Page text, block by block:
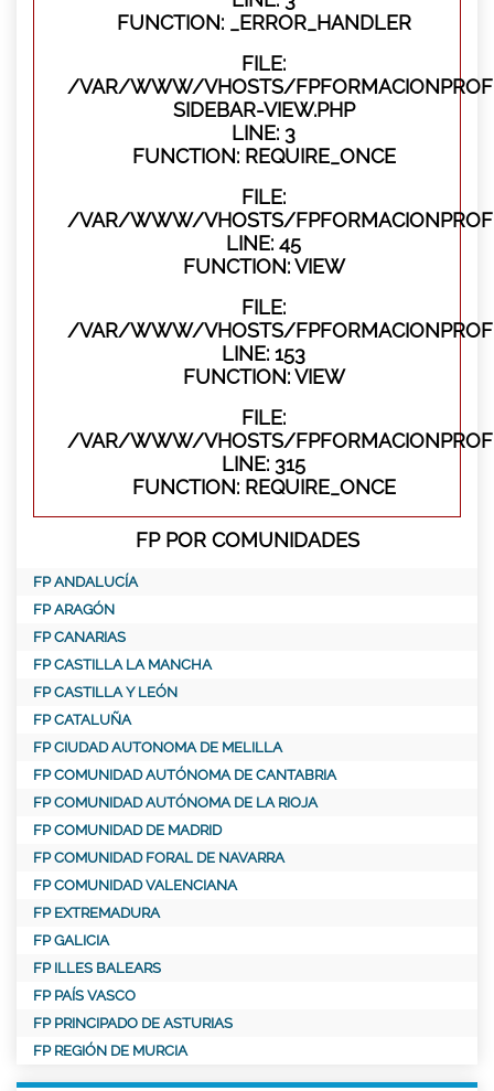
FUNCTION: _ERROR_HANDLER
FILE:
/VAR/WWW/VHOSTS/
SIDEBAR-VIEW.PHP
LINE: 3
FUNCTION: REQUIRE_ONCE
FILE:
/VAR/WWW/VHOSTS/
LINE: 45
FUNCTION: VIEW
FILE:
/VAR/WWW/VHOSTS/
LINE: 153
FUNCTION: VIEW
FILE:
/VAR/WWW/VHOSTS/
LINE: 315
FUNCTION: REQUIRE_ONCE
FP POR COMUNIDADES
FP ANDALUCÍA
FP ARAGÓN
FP CANARIAS
FP CASTILLA LA MANCHA
FP CASTILLA Y LEÓN
FP CATALUÑA
FP CIUDAD AUTONOMA DE MELILLA
FP COMUNIDAD AUTÓNOMA DE CANTABRIA
FP COMUNIDAD AUTÓNOMA DE LA RIOJA
FP COMUNIDAD DE MADRID
FP COMUNIDAD FORAL DE NAVARRA
FP COMUNIDAD VALENCIANA
FP EXTREMADURA
FP GALICIA
FP ILLES BALEARS
FP PAÍS VASCO
FP PRINCIPADO DE ASTURIAS
FP REGIÓN DE MURCIA